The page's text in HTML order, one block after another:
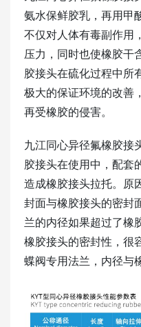
氨水保鲜胶乳，再用甲
不仅对人体有毒副作用
压力，同时也使橡胶干
胶接头在硫化过程中所
极大的保证环境的改善
再受橡胶的侵害。
九江同心异径氟橡胶接
胶接头在使用中，配套
造成橡胶接头拉托。原
封面与橡胶接头的密封
兰的内径如果超过了橡
橡胶接头的密封性，很
蝶阀专用法兰，内径与